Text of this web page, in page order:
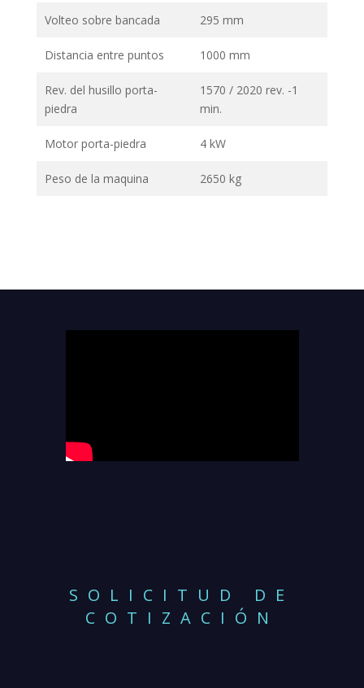
Volteo sobre bancada 295 mm
Distancia entre puntos 1000 mm
Rev. del husillo porta-
piedra
1570 / 2020 rev. -1
min.
Motor porta-piedra 4 kW
Peso de la maquina 2650 kg
SOLICITUD DE
COTIZACIÓN